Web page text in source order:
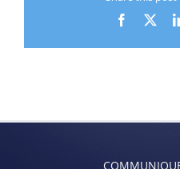
Facebook